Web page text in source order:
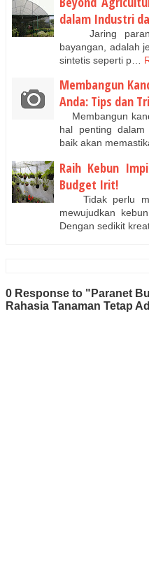
dalam Industri
Jaring
bayangan, adalah
sintetis seperti p…
Membangun
Anda: Tips dan
Membangun
hal penting
baik akan
Raih Kebun
Budget Irit!
Tidak perlu
mewujudkan
Dengan sedikit
0 Response to "Paranet
Rahasia Tanaman Tetap